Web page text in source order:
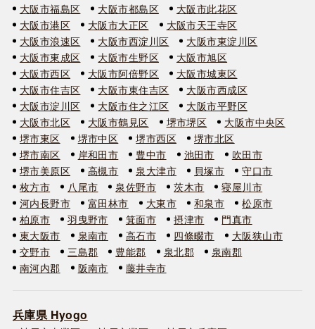
大阪市福島区 大阪市都島区
大阪市此花区
大阪市港区
大阪市大正区
大阪市天王寺区
大阪市浪速区
大阪市西淀川区
大阪市東淀川区
大阪市東成区
大阪市生野区
大阪市旭区
大阪市西区
大阪市阿倍野区
大阪市城東区
大阪市住吉区
大阪市東住吉区
大阪市西成区
大阪市淀川区
大阪市住之江区
大阪市平野区
大阪市北区
大阪市鶴見区 堺市堺区
大阪市中央区
堺市東区
堺市中区 堺市西区
堺市北区
堺市南区
岸和田市 豊中市 池田市
吹田市
堺市美原区
高槻市 泉大津市 貝塚市
守口市
枚方市
八尾市 泉佐野市 茨木市
寝屋川市
河内長野市
富田林市 大東市 和泉市
松原市
柏原市
羽曳野市 箕面市 摂津市
門真市
東大阪市
泉南市 高石市 四條畷市
大阪狭山市
交野市
三島郡 豊能郡 泉北郡
泉南郡
南河内郡
阪南市 藤井寺市
兵庫県 Hyogo